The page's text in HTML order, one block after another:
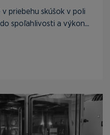
priebehu skúšok v poli
spoľahlivosti a výkon...